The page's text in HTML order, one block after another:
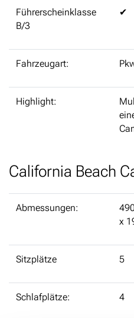
Führerscheinklasse
B/3
✔
Fahrzeugart:
Highlight:
California Beach
Abmessungen:
x
Sitzplätze 5
Schlafplätze: 4